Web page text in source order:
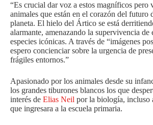
“Es crucial dar voz a estos magníficos pero
animales que están en el corazón del futuro
planeta. El hielo del Ártico se está
alarmante, amenazando la supervivencia de
especies icónicas. A través de “imágenes
espero concienciar sobre la urgencia de
frágiles entornos.”
Apasionado por los animales desde su
los grandes tiburones blancos los que
interés de Elias Neil por la biología, incluso
que ingresara a la escuela primaria.